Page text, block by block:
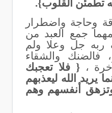
تطمئن القلوب}.
وحاجة واضطرار
جمع العبد من
ربه جل وعلا ولم
فالضنك والشقاء
،{ فلا تعجبك
يريد الله ليعذبهم
وتزهق أنفسهم وهم